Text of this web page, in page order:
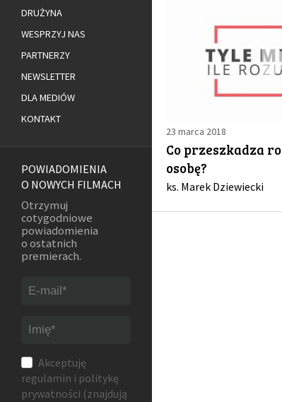
23 marca 2018
Co przeszkadza
osobę?
ks. Marek Dziewiecki
DRUŻYNA
WESPRZYJ NAS
PARTNERZY
NEWSLETTER
DLA MEDIÓW
KONTAKT
POWIADOMIENIA
O NOWYCH FILMACH
Otrzymuj
cotygodniowe
powiadomienia
o ostatnich
premierach.
Akceptuję
regulamin i politykę
prywatności (znajdują